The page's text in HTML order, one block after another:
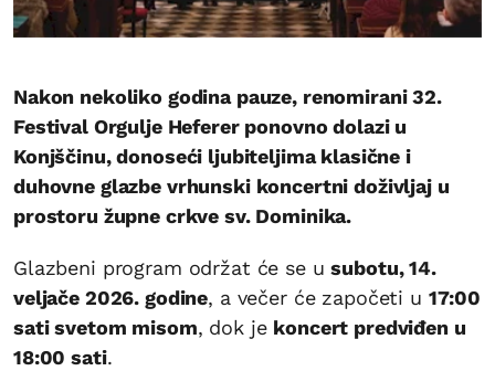
Nakon nekoliko godina pauze, renomirani 32.
Festival Orgulje Heferer ponovno dolazi u
Konjščinu, donoseći ljubiteljima klasične i
duhovne glazbe vrhunski koncertni doživljaj u
prostoru župne crkve sv. Dominika.
Glazbeni program održat će se usubotu, 14.
veljače 2026. godine, a večer će započeti u 17:00
sati svetom misom, dok je koncert predviđen u
18:00 sati.